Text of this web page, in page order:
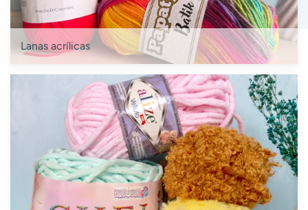
Lanas acrílicas